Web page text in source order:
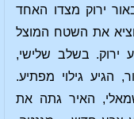
ירוק מצדו האחד
את השטח המוצל
ירוק. בשלב שלישי,
הגיע גילוי מפתיע.
האיר גתה את